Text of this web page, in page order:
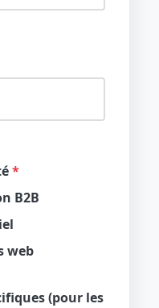
*
B2B
web
(pour les